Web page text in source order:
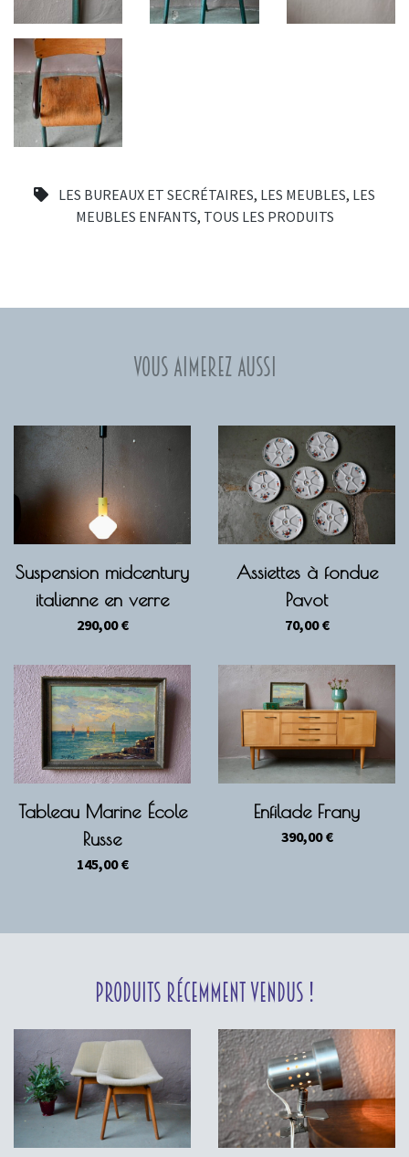
LES BUREAUX ET SECRÉTAIRES, LES MEUBLES, LES
MEUBLES ENFANTS, TOUS LES PRODUITS
Vous aimerez aussi
Suspension midcentury
italienne en verre
290,00€
Assiettes à fondue
Pavot
70,00€
Tableau Marine École
Russe
145,00€
Enfilade Frany
390,00€
Produits récemment vendus !